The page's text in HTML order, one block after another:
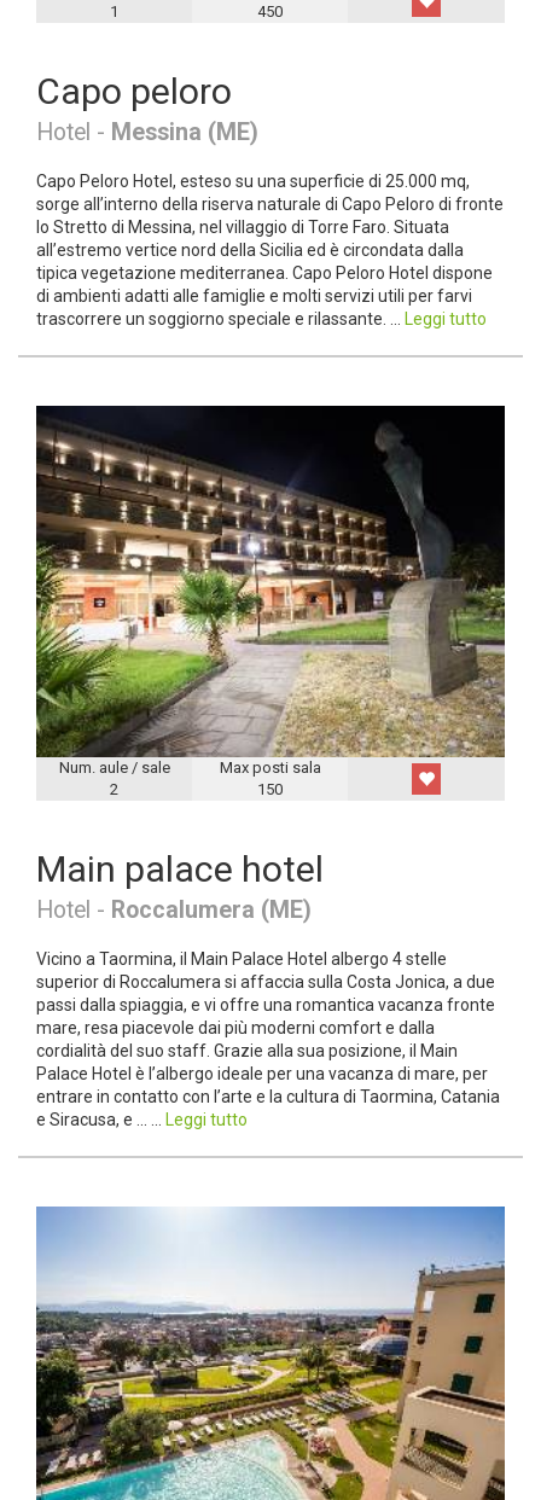
1
450
Capo peloro
Hotel - Messina (ME)
Capo Peloro Hotel, esteso su una superficie di 25.000 mq,
sorge all’interno della riserva naturale di Capo Peloro di fronte
lo Stretto di Messina, nel villaggio di Torre Faro. Situata
all’estremo vertice nord della Sicilia ed è circondata dalla
tipica vegetazione mediterranea. Capo Peloro Hotel dispone
di ambienti adatti alle famiglie e molti servizi utili per farvi
trascorrere un soggiorno speciale e rilassante. ...
Leggi tutto
Num. aule / sale
2
Max posti sala
150
Main palace hotel
Hotel - Roccalumera (ME)
Vicino a Taormina, il Main Palace Hotel albergo 4 stelle
superior di Roccalumera si affaccia sulla Costa Jonica, a due
passi dalla spiaggia, e vi offre una romantica vacanza fronte
mare, resa piacevole dai più moderni comfort e dalla
cordialità del suo staff. Grazie alla sua posizione, il Main
Palace Hotel è l’albergo ideale per una vacanza di mare, per
entrare in contatto con l’arte e la cultura di Taormina, Catania
e Siracusa, e ... ...
Leggi tutto